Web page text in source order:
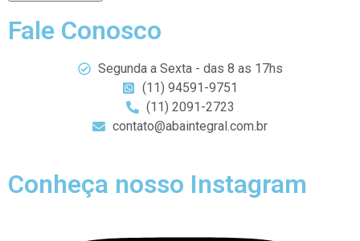
Fale Conosco
Segunda a Sexta - das 8 as 17hs
(11) 94591-9751
(11) 2091-2723
contato@abaintegral.com.br
Conheça nosso Instagram